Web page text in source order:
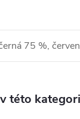
75 %,
této